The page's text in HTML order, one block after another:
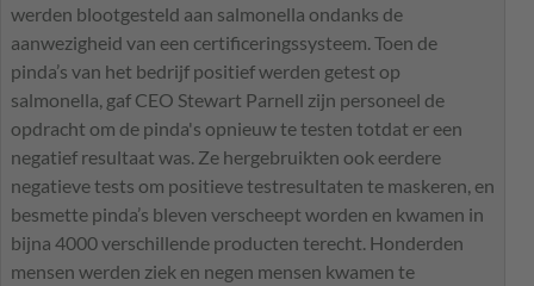
werden blootgesteld aan salmonella ondanks de
aanwezigheid van een certificeringssysteem. Toen de
pinda’s van het bedrijf positief werden getest op
salmonella, gaf CEO Stewart Parnell zijn personeel de
opdracht om de pinda's opnieuw te testen totdat er een
negatief resultaat was. Ze hergebruikten ook eerdere
negatieve tests om positieve testresultaten te maskeren, en
besmette pinda’s bleven verscheept worden en kwamen in
bijna 4000 verschillende producten terecht. Honderden
mensen werden ziek en negen mensen kwamen te